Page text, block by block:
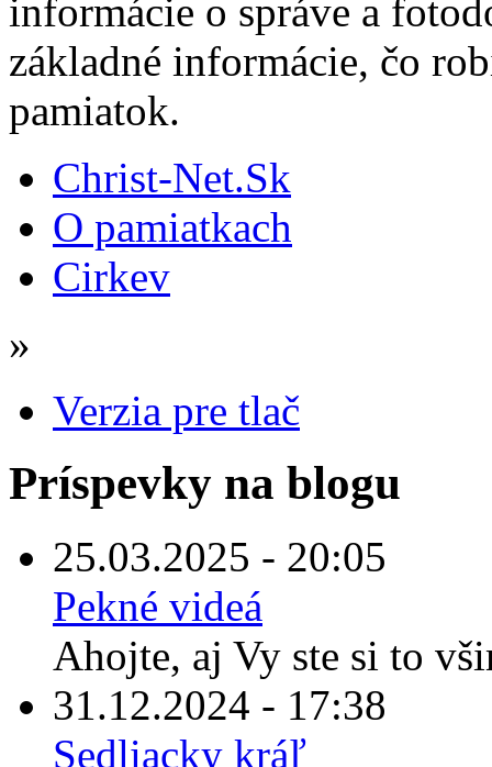
informácie o správe a
základné informácie, čo
pamiatok.
Christ-Net.Sk
O pamiatkach
Cirkev
»
Verzia pre tlač
Príspevky na blogu
25.03.2025 - 20:05
Pekné videá
Ahojte, aj Vy ste si to
31.12.2024 - 17:38
Sedliacky kráľ